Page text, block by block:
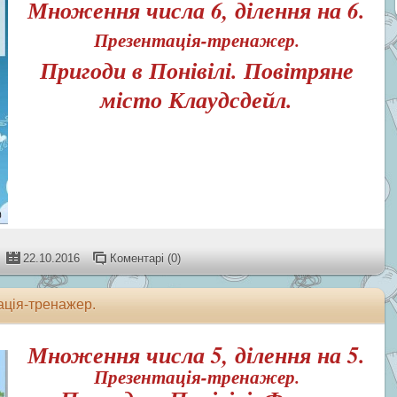
Множення числа 6, ділення на 6.
Презентація-тренажер.
Пригоди в Понівілі. Повітряне
місто Клаудсдейл.
22.10.2016 Коментарі (0)
тренажер.
Множення числа 5, ділення на 5.
Презентація-тренажер.